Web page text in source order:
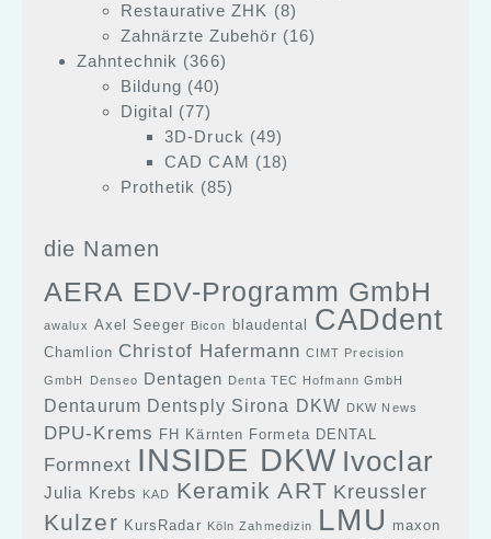
Restaurative ZHK (8)
Zahnärzte Zubehör (16)
Zahntechnik (366)
Bildung (40)
Digital (77)
3D-Druck (49)
CAD CAM (18)
Prothetik (85)
die Namen
AERA EDV-Programm GmbH
awalux Axel Seeger Bicon blaudental CADdent
Chamlion Christof Hafermann CIMT Precision
GmbH Denseo Dentagen Denta TEC Hofmann GmbH
Dentaurum Dentsply Sirona DKW DKW News
DPU-Krems FH Kärnten Formeta DENTAL
Formnext INSIDE DKW Ivoclar
Julia Krebs KAD Keramik ART Kreussler
Kulzer KursRadar Köln Zahmedizin LMU maxon